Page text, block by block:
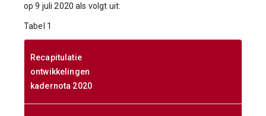
op 9 juli 2020 als volgt uit:
Tabel 1
Recapitulatie
ontwikkelingen
kadernota 2020